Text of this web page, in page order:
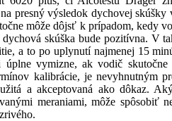
presný výsledok dychovej
môže dôjsť k prípadom, kedy
skúška bude pozitívna. V
a to po uplynutí najmenej 15
úplne vymizne, ak vodič
kalibrácie, je nevyhnutným
a akceptovaná ako dôkaz.
meraniami, môže spôsobiť